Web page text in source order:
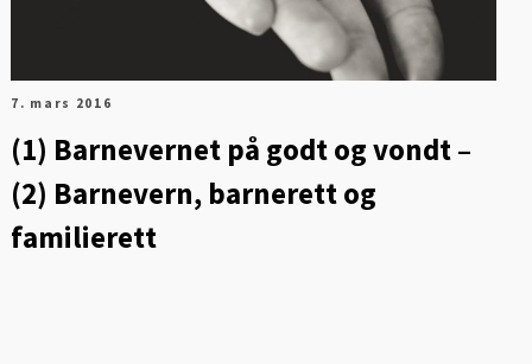
7. mars 2016
(1) Barnevernet på godt og vondt –
(2) Barnevern, barnerett og
familierett